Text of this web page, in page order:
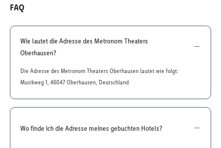
FAQ
Wie lautet die Adresse des Metronom Theaters
Oberhausen?
Die Adresse des Metronom Theaters Oberhausen lautet wie folgt:
Musikweg 1, 46047 Oberhausen, Deutschland
Wo finde ich die Adresse meines gebuchten Hotels?